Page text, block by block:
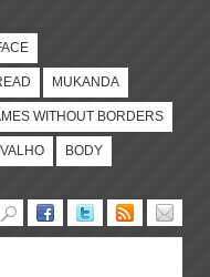
MUKANDA
WITHOUT BORDERS
BODY